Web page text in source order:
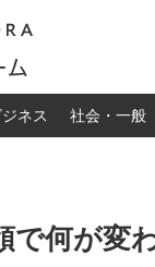
ジネス 社会・一般
で何が変